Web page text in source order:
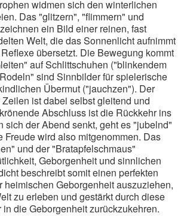
widmen sich den winterlichen
Das "glitzern", "flimmern" und
ein Bild einer reinen, fast
Welt, die das Sonnenlicht aufnimmt
übersetzt. Die Bewegung kommt
auf Schlittschuhen ("blinkendem
sind Sinnbilder für spielerische
Übermut ("jauchzen"). Der
ist dabei selbst gleitend und
Abschluss ist die Rückkehr ins
sich der Abend senkt, geht es "jubelnd"
Freude wird also mitgenommen. Das
und der "Bratapfelschmaus"
Geborgenheit und sinnlichen
beschreibt somit einen perfekten
heimischen Geborgenheit auszuziehen,
zu erleben und gestärkt durch diese
die Geborgenheit zurückzukehren.